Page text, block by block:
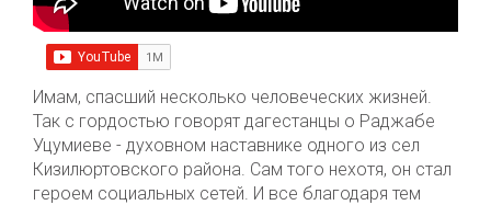
Имам, спасший несколько человеческих жизней.
Так с гордостью говорят дагестанцы о Раджабе
Уцумиеве - духовном наставнике одного из сел
Кизилюртовского района. Сам того нехотя, он стал
героем социальных сетей. И все благодаря тем